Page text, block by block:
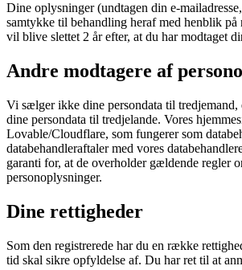
Dine oplysninger (undtagen din e-
samtykke til behandling heraf med henblik på
vil blive slettet 2 år efter, at du har modtaget
Andre modtagere af
Vi sælger ikke dine persondata til
dine persondata til tredjelande. Vores
Lovable/Cloudflare, som fungerer som
databehandleraftaler med vores
garanti for, at de overholder gældende regler
personoplysninger.
Dine rettigheder
Som den registrerede har du en række
tid skal sikre opfyldelse af. Du har ret til at